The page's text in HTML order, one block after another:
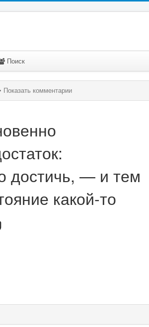
Поиск
Показать комментарии
достичь, — и тем
какой-то